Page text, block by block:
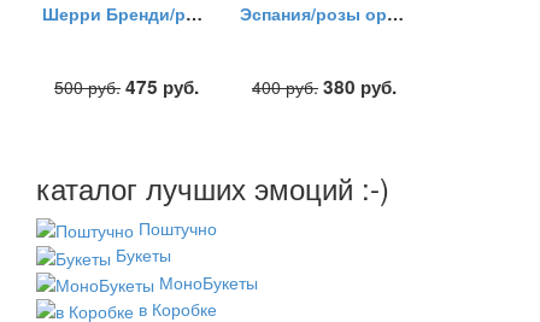
Шерри Бренди/розы оранжевые
500руб. 475 руб.
Эспания/розы оранжевые
400руб. 380 руб.
каталог лучших эмоций :-)
Поштучно
Букеты
МоноБукеты
в Коробке